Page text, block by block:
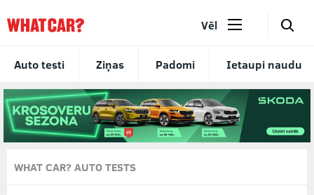
Auto testi Ziņas Padomi Ietaupi naudu
Vēl 🔎
WHAT CAR? AUTO TESTS